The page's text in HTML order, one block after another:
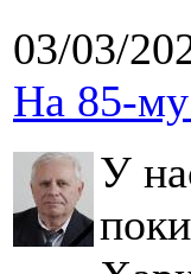
03/03/
На 85-му
У